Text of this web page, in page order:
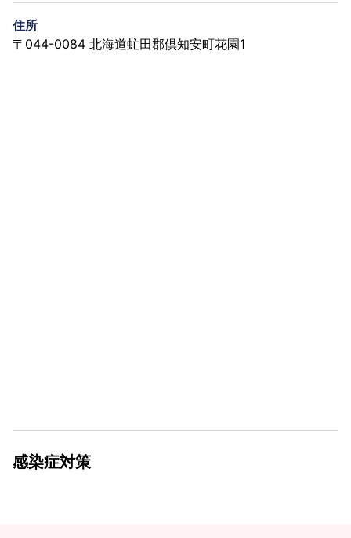
住所
〒044-0084 北海道虻田郡倶知安町花園1
感染症対策